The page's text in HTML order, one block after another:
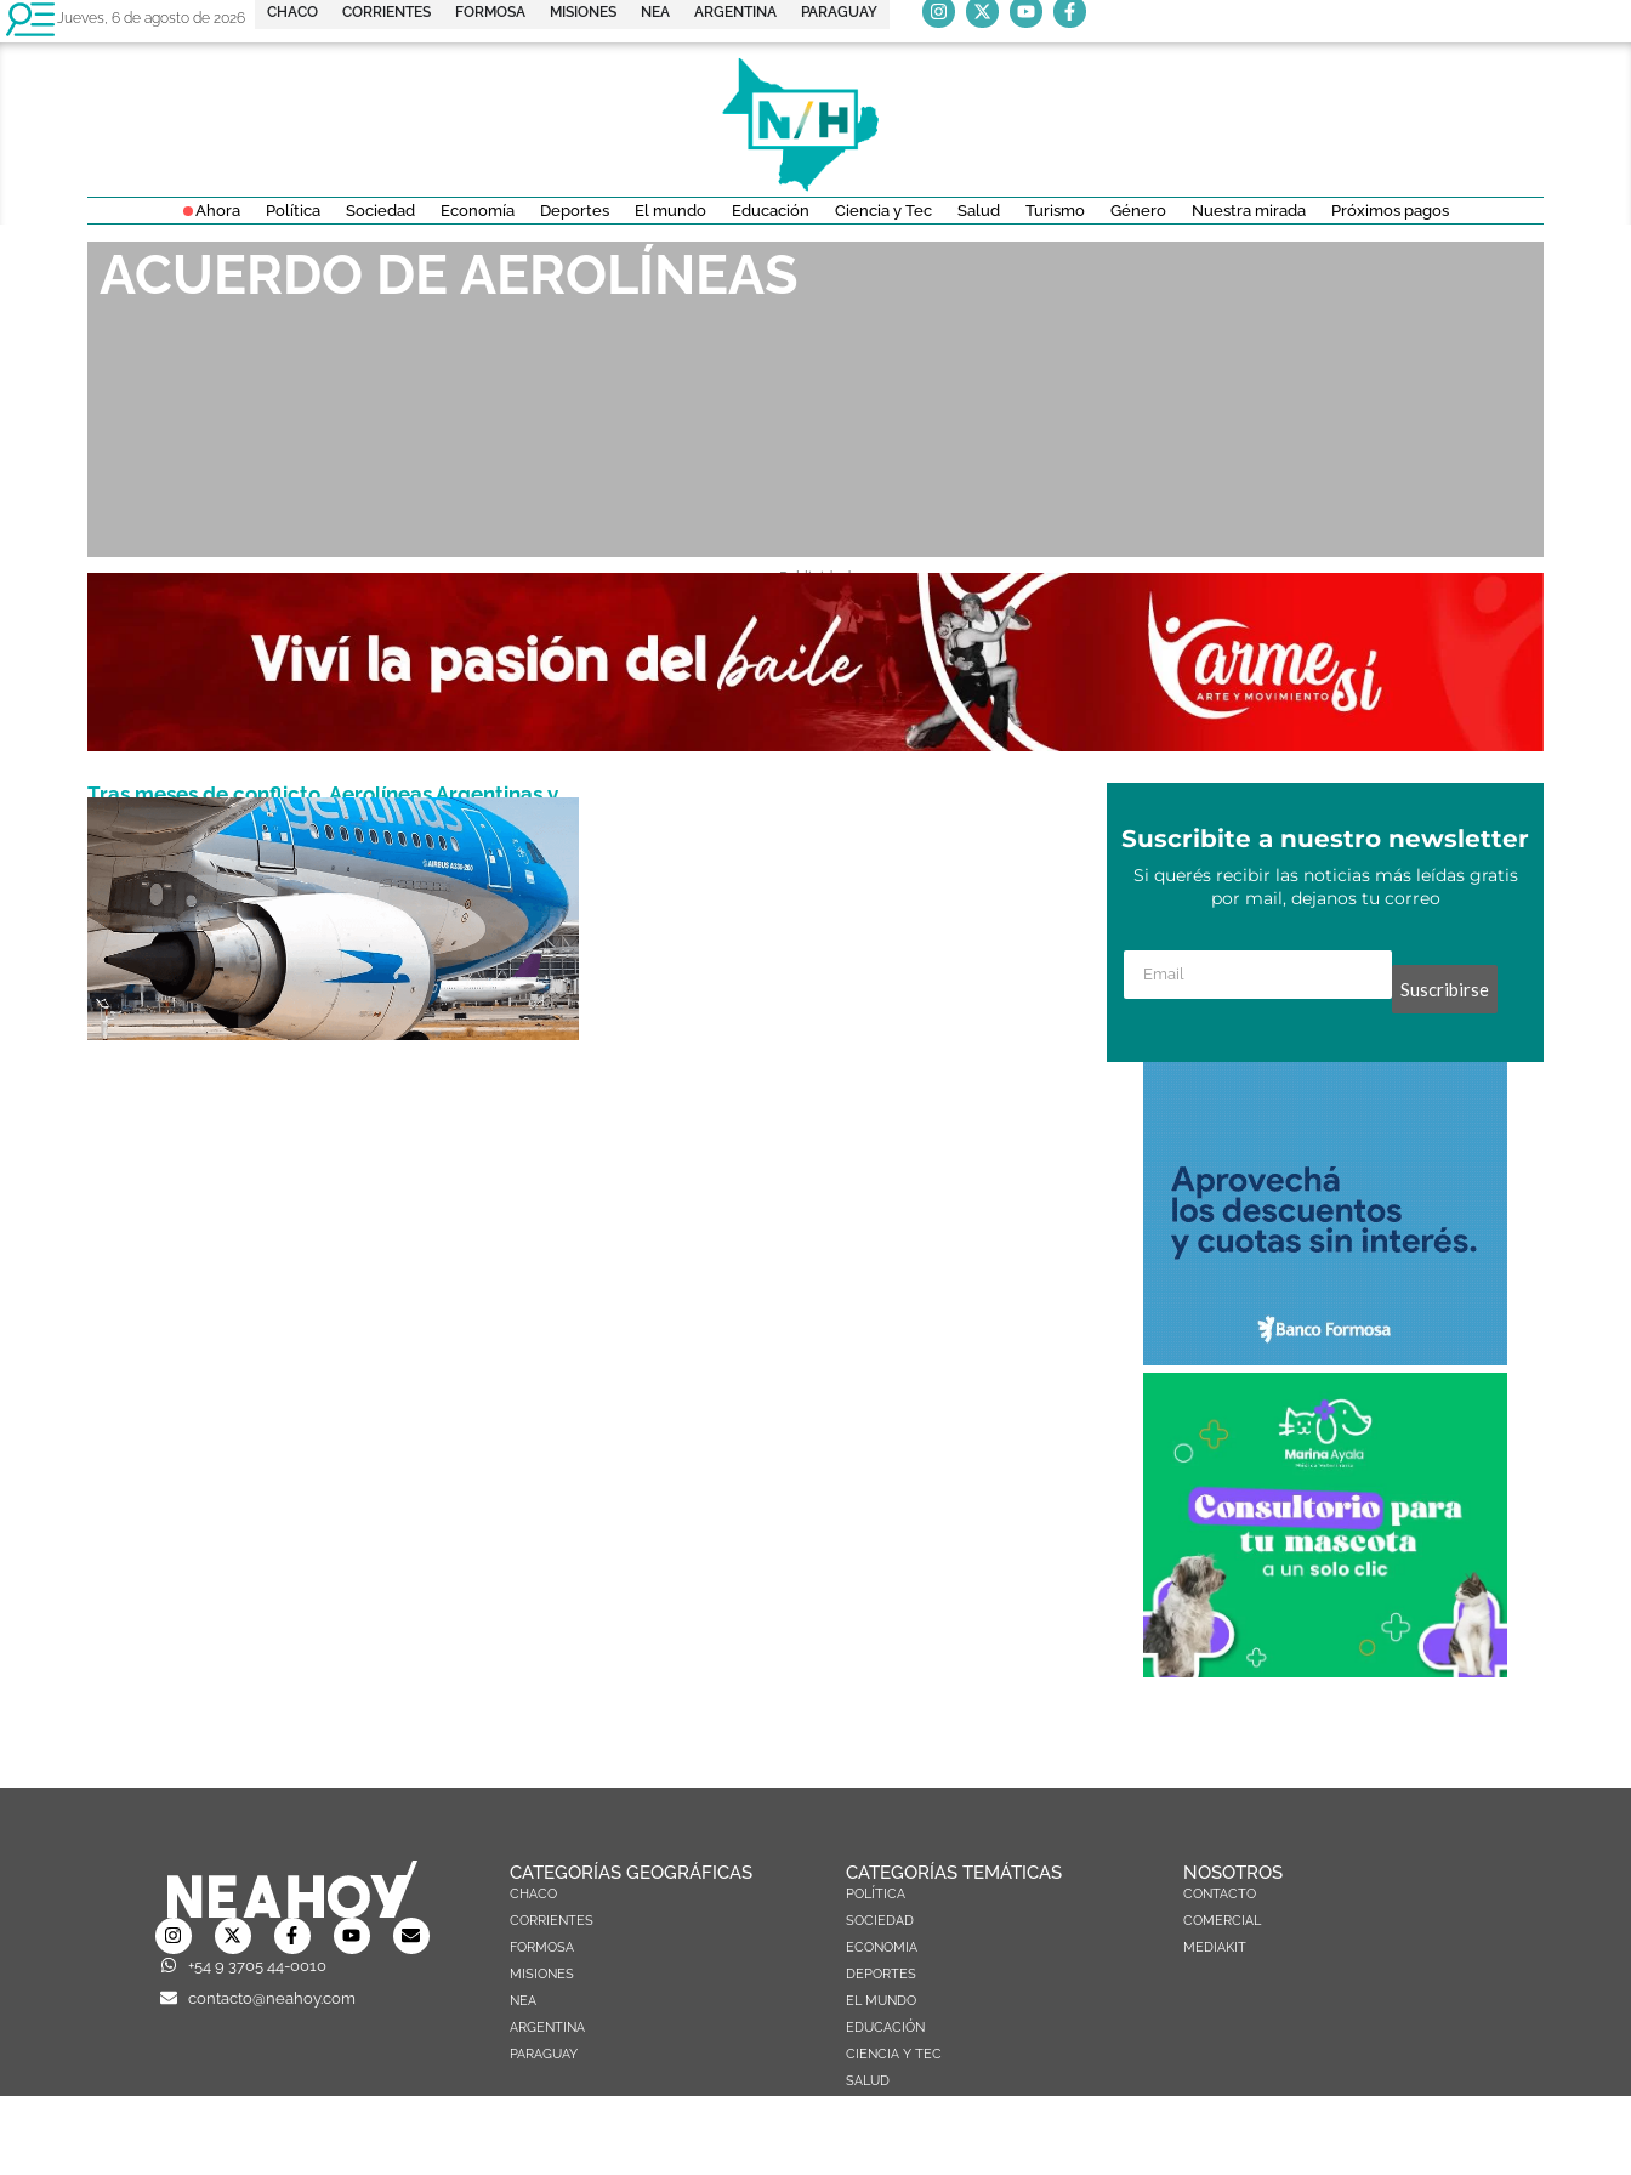
Jueves, 6 de agosto de 2026 CHACO CORRIENTES FORMOSA MISIONES NEA ARGENTINA PARAGUAY
Ahora Política Sociedad Economía Deportes El mundo Educación Ciencia y Tec Salud Turismo Género Nuestra mirada Próximos pagos
ACUERDO DE AEROLÍNEAS
- Publicidad -
Tras meses de conflicto, Aerolíneas Argentinas y
los gremios firmaron un acuerdo: en qué consiste
Noviembre 15, 2024
Suscribite a nuestro newsletter
Si querés recibir las noticias más leídas gratis
por mail, dejanos tu correo
Suscribirse
+54 9 3705 44-0010
contacto@neahoy.com
CATEGORÍAS GEOGRÁFICAS
CHACO
CORRIENTES
FORMOSA
MISIONES
NEA
ARGENTINA
PARAGUAY
CATEGORÍAS TEMÁTICAS
POLÍTICA
SOCIEDAD
ECONOMIA
DEPORTES
EL MUNDO
EDUCACIÓN
CIENCIA Y TEC
SALUD
NOSOTROS
CONTACTO
COMERCIAL
MEDIAKIT